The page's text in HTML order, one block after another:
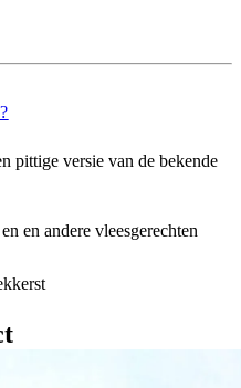
pittige versie van de bekende
en andere vleesgerechten